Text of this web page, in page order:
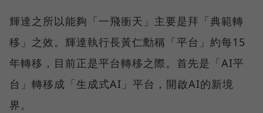
輝達之所以能夠「一飛衝天」主要是拜「典範轉
移」之效。輝達執行長黃仁勳稱「平台」約每15
年轉移，目前正是平台轉移之際。首先是「AI平
台」轉移成「生成式AI」平台，開啟AI的新境
界。